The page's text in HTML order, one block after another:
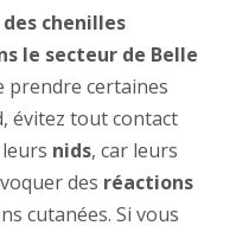
chenilles
le secteur de Belle
prendre certaines
évitez tout contact
nids, car leurs
des réactions
cutanées. Si vous